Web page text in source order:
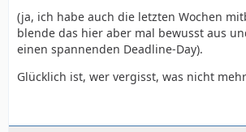
(ja, ich habe auch die letzten Wochen
blende das hier aber mal bewusst aus
einen spannenden Deadline-Day).
Glücklich ist, wer vergisst, was nicht